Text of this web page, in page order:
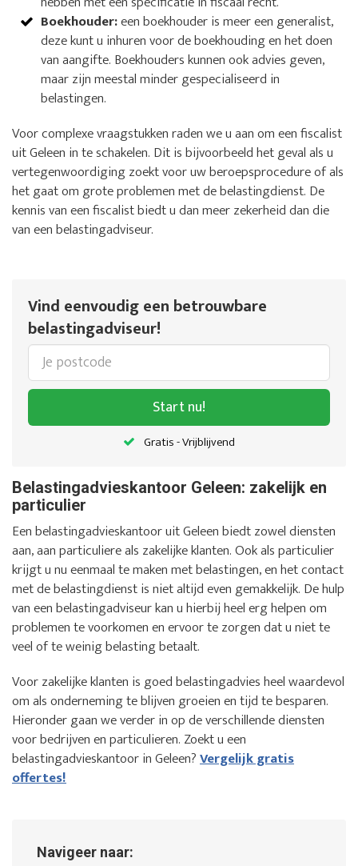
Boekhouder:een boekhouder is meer een generalist,
deze kunt u inhuren voor de boekhouding en het doen
van aangifte. Boekhouders kunnen ook advies geven,
maar zijn meestal minder gespecialiseerd in
belastingen.
Voor complexe vraagstukken raden we u aan om een fiscalist
uit Geleen in te schakelen. Dit is bijvoorbeeld het geval als u
vertegenwoordiging zoekt voor uw beroepsprocedure of als
het gaat om grote problemen met de belastingdienst. De
kennis van een fiscalist biedt u dan meer zekerheid dan die
van een belastingadviseur.
Vind eenvoudig een betrouwbare
belastingadviseur!
Start nu!
Gratis - Vrijblijvend
Belastingadvieskantoor Geleen: zakelijk en
particulier
Een belastingadvieskantoor uit Geleen biedt zowel diensten
aan, aan particuliere als zakelijke klanten. Ook als particulier
krijgt u nu eenmaal te maken met belastingen, en het contact
met de belastingdienst is niet altijd even gemakkelijk. De hulp
van een belastingadviseur kan u hierbij heel erg helpen om
problemen te voorkomen en ervoor te zorgen dat u niet te
veel of te weinig belasting betaalt.
Voor zakelijke klanten is goed belastingadvies heel waardevol
om als onderneming te blijven groeien en tijd te besparen.
Hieronder gaan we verder in op de verschillende diensten
voor bedrijven en particulieren. Zoekt u een
belastingadvieskantoor in Geleen?Vergelijk gratis
offertes!
Navigeer naar: